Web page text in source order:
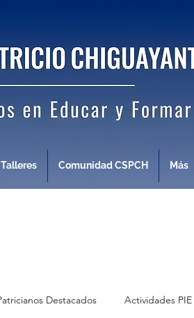
Talleres Comunidad CSPCH Más
Destacados Actividades PIE